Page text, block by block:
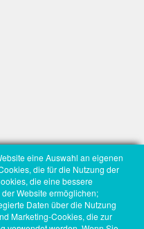
eine Auswahl an eigenen
die für die Nutzung der
die eine bessere
Website ermöglichen;
Daten über die Nutzung
Marketing-Cookies, die zur